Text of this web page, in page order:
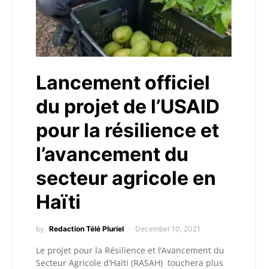
Lancement officiel
du projet de l’USAID
pour la résilience et
l’avancement du
secteur agricole en
Haïti
by Redaction Télé Pluriel December 10, 2021
Le projet pour la Résilience et l’Avancement du
Secteur Agricole d’Haïti (RASAH) touchera plus